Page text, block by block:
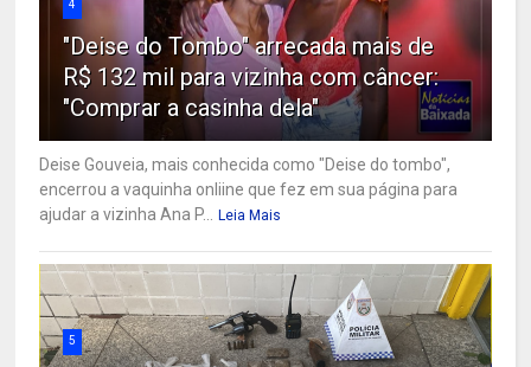
4
"Deise do Tombo" arrecada mais de
R$ 132 mil para vizinha com câncer:
"Comprar a casinha dela"
Deise Gouveia, mais conhecida como "Deise do tombo",
encerrou a vaquinha onliine que fez em sua página para
ajudar a vizinha Ana P... Leia Mais
5